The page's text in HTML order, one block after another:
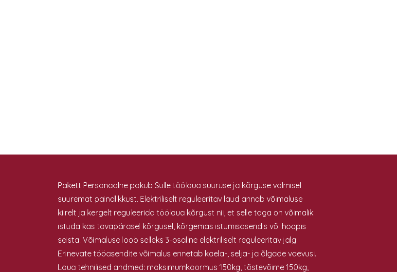
Pakett Personaalne pakub Sulle töölaua suuruse ja kõrguse valmisel
suuremat paindlikkust. Elektriliselt reguleeritav laud annab võimaluse
kiirelt ja kergelt reguleerida töölaua kõrgust nii, et selle taga on võimalik
istuda kas tavapärasel kõrgusel, kõrgemas istumisasendis või hoopis
seista. Võimaluse loob selleks 3-osaline elektriliselt reguleeritav jalg.
Erinevate tööasendite võimalus ennetab kaela-, selja- ja õlgade vaevusi.
Laua tehnilised andmed: maksimumkoormus 150kg, tõstevõime 150kg,